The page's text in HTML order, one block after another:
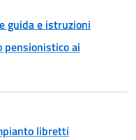
guida e istruzioni
ai
libretti